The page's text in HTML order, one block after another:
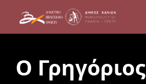
Ο Γρηγόριος